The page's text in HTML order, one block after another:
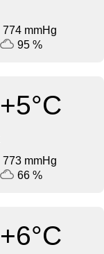
774 mmHg
95 %
+5°C
773 mmHg
66 %
+6°C